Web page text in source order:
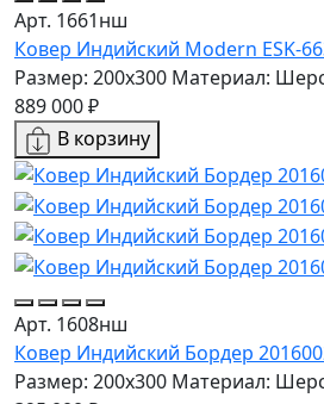
Арт. 1661нш
Ковер Индийский Modern ESK-
Размер: 200x300 Материал:
889 000 ₽
В корзину
Арт. 1608нш
Ковер Индийский Бордер
Размер: 200x300 Материал: